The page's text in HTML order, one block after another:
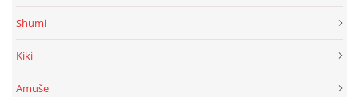
Shumi
Kiki
Amuše